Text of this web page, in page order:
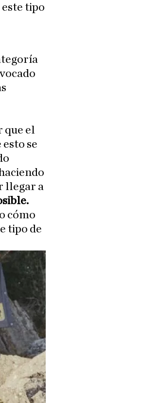
tipo
que el
se
llegar a
cómo
tipo de